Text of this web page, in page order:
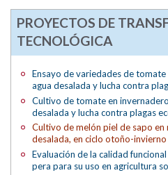
PROYECTOS DE
TECNOLÓGICA
Ensayo de variedades de
agua desalada y lucha contra
Cultivo de tomate en
desalada y lucha contra plagas
Cultivo de melón piel de sapo en
desalada, en ciclo otoño-invierno
Evaluación de la calidad
pera para su uso en agricultura